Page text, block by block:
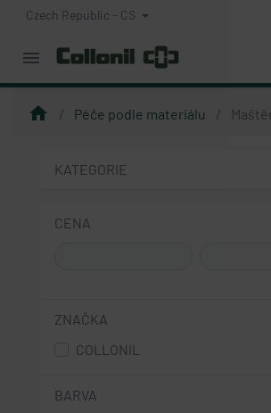
Czech Republic - CS
menu
home Péče podle materiálu
KATEGORIE
CENA
ZNAČKA
COLLONIL
BARVA